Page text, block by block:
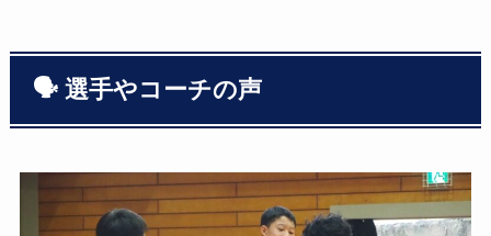
🗣 選手やコーチの声